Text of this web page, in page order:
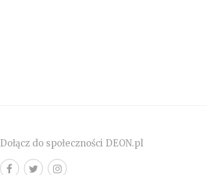
Dołącz do społeczności DEON.pl